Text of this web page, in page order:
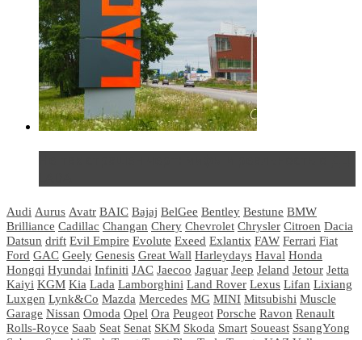
Audi Aurus Avatr BAIC Bajaj BelGee Bentley Bestune BMW
Brilliance Cadillac Changan Chery Chevrolet Chrysler Citroen Dacia
Datsun drift Evil Empire Evolute Exeed Exlantix FAW Ferrari Fiat
Ford GAC Geely Genesis Great Wall Harleydays Haval Honda
Hongqi Hyundai Infiniti JAC Jaecoo Jaguar Jeep Jeland Jetour Jetta
Kaiyi KGM Kia Lada Lamborghini Land Rover Lexus Lifan Lixiang
Luxgen Lynk&Co Mazda Mercedes MG MINI Mitsubishi Muscle
Garage Nissan Omoda Opel Ora Peugeot Porsche Ravon Renault
Rolls-Royce Saab Seat Senat SKM Skoda Smart Soueast SsangYong